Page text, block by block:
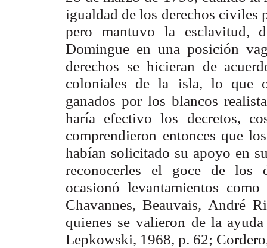
igualdad de los derechos civiles
pero mantuvo
la esclavitud,
Domingue en una posición
derechos se hicieran de
coloniales de la
isla, lo que
ganados por los blancos
haría efectivo los decretos,
comprendieron entonces que
habían solicitado su apoyo en
reconocerles el
goce de los
ocasionó levantamientos
Chavannes, Beauvais, André
quienes se valieron de la
Lepkowski, 1968, p. 62;